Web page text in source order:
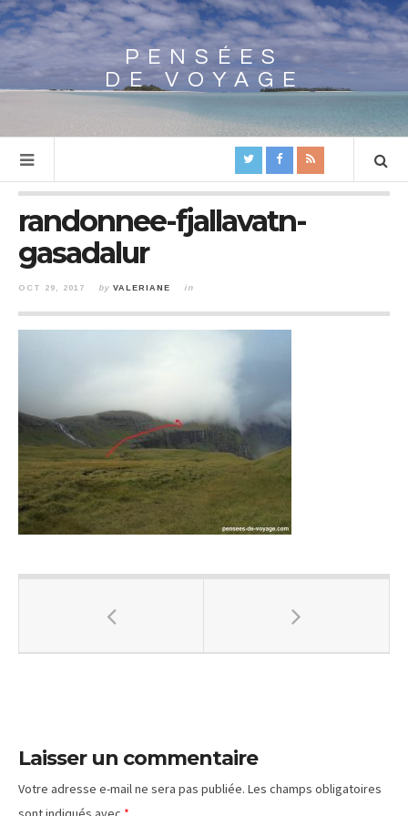
Array
PENSÉES
DE VOYAGE
randonnee-fjallavatn-
gasadalur
OCT 29, 2017 by VALERIANE in
Laisser un commentaire
Votre adresse e-mail ne sera pas publiée. Les champs obligatoires